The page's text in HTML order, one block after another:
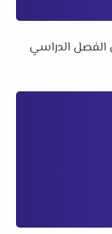
الفصل الدراسي